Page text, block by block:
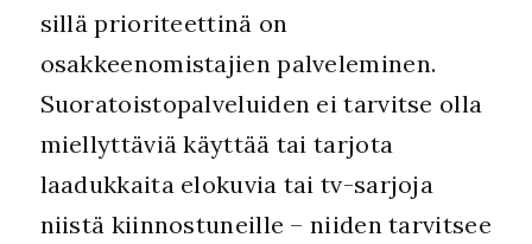
sillä prioriteettinä on
osakkeenomistajien palveleminen.
Suoratoistopalveluiden ei tarvitse olla
miellyttäviä käyttää tai tarjota
laadukkaita elokuvia tai tv-sarjoja
niistä kiinnostuneille – niiden tarvitsee